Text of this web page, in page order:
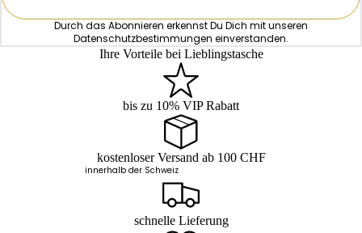
Durch das Abonnieren erkennst Du Dich mit unseren
Datenschutzbestimmungen einverstanden.
Ihre Vorteile bei Lieblingstasche
bis zu 10% VIP Rabatt
kostenloser Versand ab 100 CHF
innerhalb der Schweiz
schnelle Lieferung